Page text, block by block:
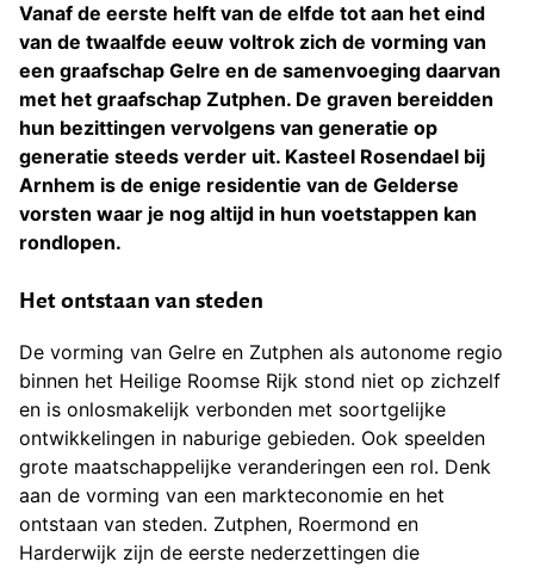
Vanaf de eerste helft van de elfde tot aan het eind
van de twaalfde eeuw voltrok zich de vorming van
een graafschap Gelre en de samenvoeging daarvan
met het graafschap Zutphen. De graven bereidden
hun bezittingen vervolgens van generatie op
generatie steeds verder uit. Kasteel Rosendael bij
Arnhem is de enige residentie van de Gelderse
vorsten waar je nog altijd in hun voetstappen kan
rondlopen.
Het ontstaan van steden
De vorming van Gelre en Zutphen als autonome regio
binnen het Heilige Roomse Rijk stond niet op zichzelf
en is onlosmakelijk verbonden met soortgelijke
ontwikkelingen in naburige gebieden. Ook speelden
grote maatschappelijke veranderingen een rol. Denk
aan de vorming van een markteconomie en het
ontstaan van steden. Zutphen, Roermond en
Harderwijk zijn de eerste nederzettingen die